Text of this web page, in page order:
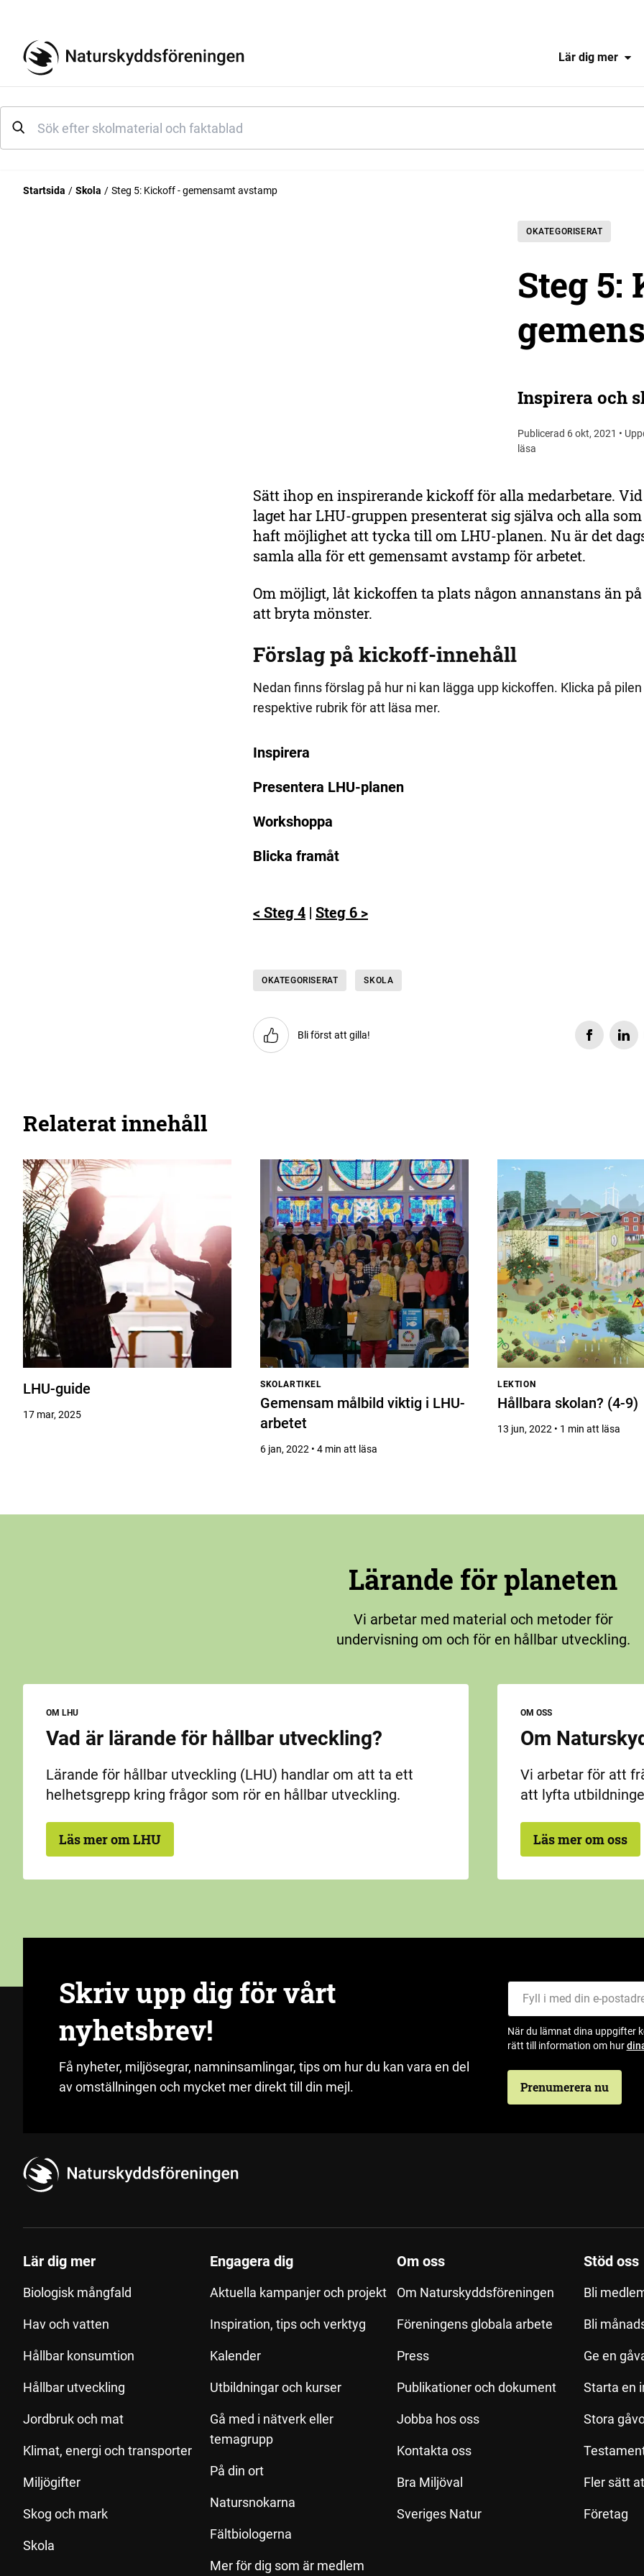
Lär dig mer
Startsida Skola Steg 5: Kickoff - gemensamt avstamp
OKATEGORISERAT
Steg
Inspirera och
Publicerad 6 okt, 2021 •
läsa
Sätt ihop en inspirerande kickoff för alla medarbetare.
laget har LHU-gruppen presenterat sig själva och alla
haft möjlighet att tycka till om LHU-planen. Nu är det
samla alla för ett gemensamt avstamp för arbetet.
Om möjligt, låt kickoffen ta plats någon annanstans än
att bryta mönster.
Förslag på kickoff-innehåll
Nedan finns förslag på hur ni kan lägga upp kickoffen. Klicka på pilen
respektive rubrik för att läsa mer.
Inspirera
Presentera LHU-planen
Workshoppa
Blicka framåt
< Steg 4 | Steg 6 >
OKATEGORISERAT SKOLA
Bli först att gilla!
Relaterat innehåll
LHU-guide
17 mar, 2025
SKOLARTIKEL
Gemensam målbild viktig i LHU-
arbetet
6 jan, 2022 • 4 min att läsa
LEKTION
Hållbara skolan? (4-9)
13 jun, 2022 • 1 min att läsa
Lärande för planeten
Vi arbetar med material och metoder för
undervisning om och för en hållbar utveckling.
OM LHU
Vad är lärande för hållbar utveckling?
Lärande för hållbar utveckling (LHU) handlar om att ta ett
helhetsgrepp kring frågor som rör en hållbar utveckling.
Läs mer om LHU
OM OSS
Om
Vi arbetar för att
att lyfta
Läs mer om oss
Skriv upp dig för vårt
nyhetsbrev!
Få nyheter, miljösegrar, namninsamlingar, tips om hur du kan vara en del
av omställningen och mycket mer direkt till din mejl.
Fyll i med din e-postadress
När du lämnat dina uppgifter
rätt till information om hur
Prenumerera nu
Lär dig mer
Biologisk mångfald
Hav och vatten
Hållbar konsumtion
Hållbar utveckling
Jordbruk och mat
Klimat, energi och transporter
Miljögifter
Skog och mark
Skola
Engagera dig
Aktuella kampanjer och projekt
Inspiration, tips och verktyg
Kalender
Utbildningar och kurser
Gå med i nätverk eller
temagrupp
På din ort
Natursnokarna
Fältbiologerna
Mer för dig som är medlem
Om oss
Om Naturskyddsföreningen
Föreningens globala arbete
Press
Publikationer och dokument
Jobba hos oss
Kontakta oss
Bra Miljöval
Sveriges Natur
Stöd oss
Bli
Bli
Ge en
Starta en
Stora
Fler sätt
Företag